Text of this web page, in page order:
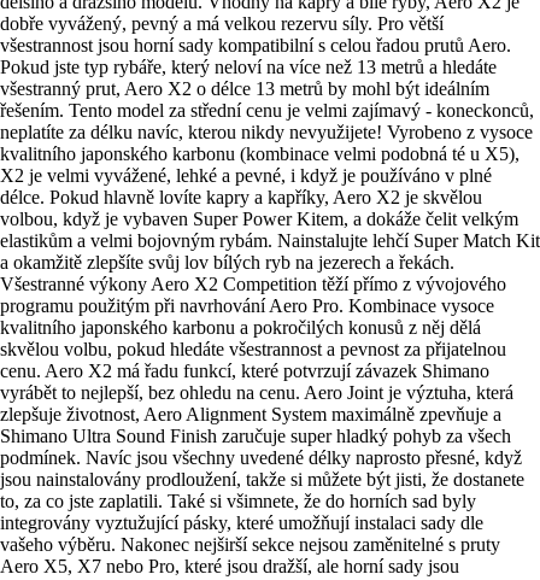
dobře vyvážený, pevný a má velkou rezervu síly. Pro větší
všestrannost jsou horní sady kompatibilní s celou řadou prutů Aero.
Pokud jste typ rybáře, který neloví na více než 13 metrů a hledáte
všestranný prut, Aero X2 o délce 13 metrů by mohl být ideálním
řešením. Tento model za střední cenu je velmi zajímavý - koneckonců,
neplatíte za délku navíc, kterou nikdy nevyužijete! Vyrobeno z vysoce
kvalitního japonského karbonu (kombinace velmi podobná té u X5),
X2 je velmi vyvážené, lehké a pevné, i když je používáno v plné
délce. Pokud hlavně lovíte kapry a kapříky, Aero X2 je skvělou
volbou, když je vybaven Super Power Kitem, a dokáže čelit velkým
elastikům a velmi bojovným rybám. Nainstalujte lehčí Super Match Kit
a okamžitě zlepšíte svůj lov bílých ryb na jezerech a řekách.
Všestranné výkony Aero X2 Competition těží přímo z vývojového
programu použitým při navrhování Aero Pro. Kombinace vysoce
kvalitního japonského karbonu a pokročilých konusů z něj dělá
skvělou volbu, pokud hledáte všestrannost a pevnost za přijatelnou
cenu. Aero X2 má řadu funkcí, které potvrzují závazek Shimano
vyrábět to nejlepší, bez ohledu na cenu. Aero Joint je výztuha, která
zlepšuje životnost, Aero Alignment System maximálně zpevňuje a
Shimano Ultra Sound Finish zaručuje super hladký pohyb za všech
podmínek. Navíc jsou všechny uvedené délky naprosto přesné, když
jsou nainstalovány prodloužení, takže si můžete být jisti, že dostanete
to, za co jste zaplatili. Také si všimnete, že do horních sad byly
integrovány vyztužující pásky, které umožňují instalaci sady dle
vašeho výběru. Nakonec nejširší sekce nejsou zaměnitelné s pruty
Aero X5, X7 nebo Pro, které jsou dražší, ale horní sady jsou